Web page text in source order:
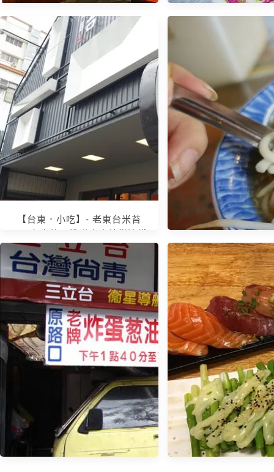
【宜蘭．美食】- 蘭城晶英紅樓
中餐廳．霸王櫻桃鴨五吃．櫻桃
鴨握壽司好美味阿
【台東．小吃】- 正
圈．林家臭豆腐、寶
鋐炸雞、老東芳青草
食一網打盡
【台東．小吃】- 老東台米苔
開始吃～
【台東．小吃】- 榕
目．小菜跟飲料也